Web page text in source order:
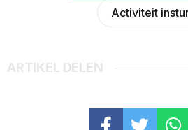
Activiteit
ARTIKEL DELEN